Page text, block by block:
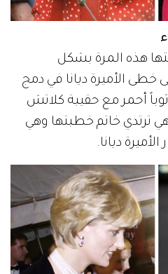
هذه المرة بشكل
خطى الأميرة ديانا في دمج
ثوباً أحمر مع حقيبة كلاتش
ترتدي خاتم خطبتها وهي
ديانا.